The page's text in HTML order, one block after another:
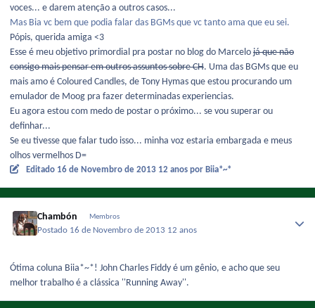
voces... e darem atenção a outros casos...
Mas Bia vc bem que podia falar das BGMs que vc tanto ama que eu sei.
Pópis, querida amiga <3
Esse é meu objetivo primordial pra postar no blog do Marcelo já que não
consigo mais pensar em outros assuntos sobre CH. Uma das BGMs que eu
mais amo é Coloured Candles, de Tony Hymas que estou procurando um
emulador de Moog pra fazer determinadas experiencias.
Eu agora estou com medo de postar o próximo... se vou superar ou
definhar...
Se eu tivesse que falar tudo isso... minha voz estaria embargada e meus
olhos vermelhos D=
Editado 16 de Novembro de 2013 12 anos por Biia*~*
Chambón Membros
Postado 16 de Novembro de 2013 12 anos
Ótima coluna Biia*~*! John Charles Fiddy é um gênio, e acho que seu
melhor trabalho é a clássica ''Running Away''.